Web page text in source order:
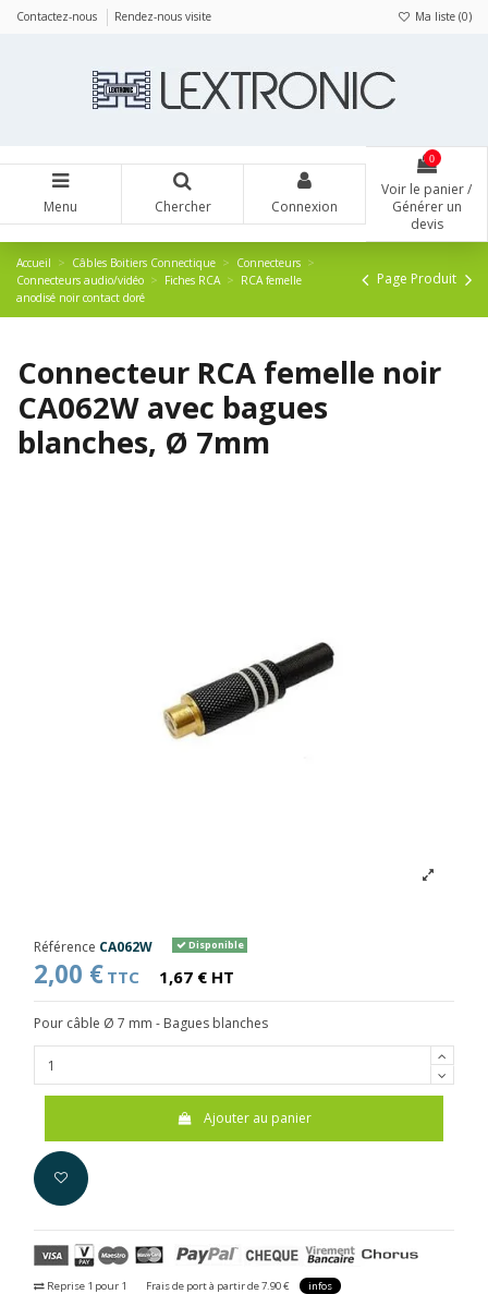
Contactez-nous Rendez-nous visite Ma liste (0)
Menu Chercher Connexion
0
Voir le panier /
Générer un
devis
Accueil Câbles Boitiers Connectique
Connecteurs
Connecteurs audio/vidéo
Fiches RCA
RCA femelle
anodisé noir contact doré
Page Produit
Connecteur RCA femelle noir
CA062W avec bagues
blanches, Ø 7mm
Référence CA062W Disponible
2,00 € TTC 1,67 € HT
Pour câble Ø 7 mm - Bagues blanches
Ajouter au panier
Reprise 1 pour 1 Frais de port à partir de 7.90 € infos
Panneau de gestion des cookies